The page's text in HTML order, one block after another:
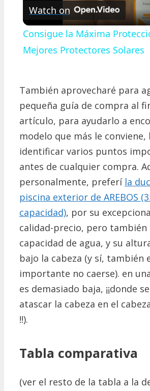
Watch on
Consigue la Máxima
Mejores Protectores Solares
También aprovecharé para
pequeña guía de compra al
artículo, para ayudarlo a
modelo que más le conviene,
identificar varios puntos
antes de cualquier compra.
personalmente, preferí la
piscina exterior de AREBOS
capacidad), por su
calidad-precio, pero también
capacidad de agua, y su
bajo la cabeza (y sí, también
importante no caerse). en
es demasiado baja, ¡¡donde
atascar la cabeza en el
!!).
Tabla comparativa
(ver el resto de la tabla a la